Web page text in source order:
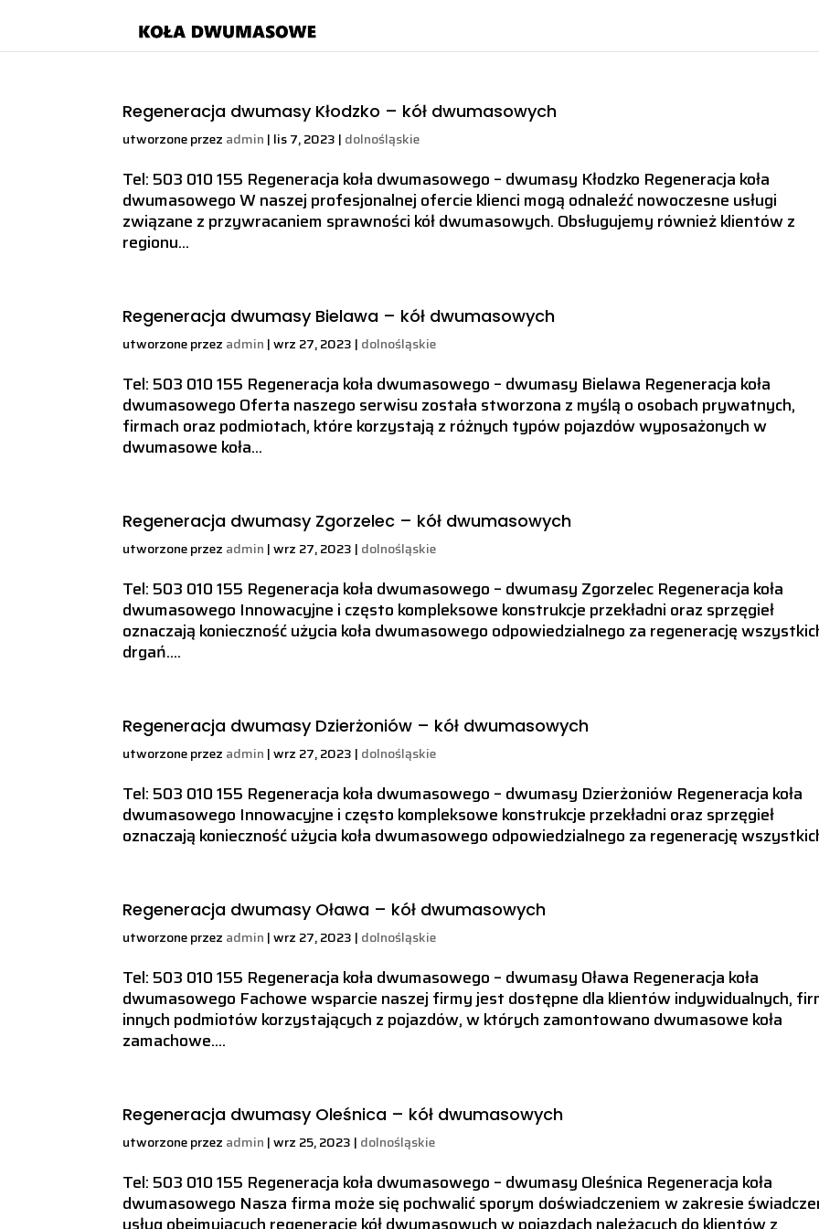
Regeneracja dwumasy Kłodzko – kół dwumasowych
utworzone przez admin | lis 7, 2023 | dolnośląskie
Tel: 503 010 155 Regeneracja koła dwumasowego – dwumasy Kłodzko Regeneracja koła
dwumasowego W naszej profesjonalnej ofercie klienci mogą odnaleźć nowoczesne usługi
związane z przywracaniem sprawności kół dwumasowych. Obsługujemy również klientów z
regionu...
Regeneracja dwumasy Bielawa – kół dwumasowych
utworzone przez admin |wrz 27, 2023 | dolnośląskie
Tel: 503 010 155 Regeneracja koła dwumasowego – dwumasy Bielawa Regeneracja koła
dwumasowego Oferta naszego serwisu została stworzona z myślą o osobach prywatnych,
firmach oraz podmiotach, które korzystają z różnych typów pojazdów wyposażonych w
dwumasowe koła...
Regeneracja dwumasy Zgorzelec – kół dwumasowych
utworzone przez admin |wrz 27, 2023 | dolnośląskie
Tel: 503 010 155 Regeneracja koła dwumasowego – dwumasy Zgorzelec Regeneracja koła
dwumasowego Innowacyjne i często kompleksowe konstrukcje przekładni oraz sprzęgieł
oznaczają konieczność użycia koła dwumasowego odpowiedzialnego za regenerację
drgań....
Regeneracja dwumasy Dzierżoniów – kół dwumasowych
utworzone przez admin |wrz 27, 2023 | dolnośląskie
Tel: 503 010 155 Regeneracja koła dwumasowego – dwumasy Dzierżoniów Regeneracja koła
dwumasowego Innowacyjne i często kompleksowe konstrukcje przekładni oraz sprzęgieł
oznaczają konieczność użycia koła dwumasowego odpowiedzialnego za regenerację
Regeneracja dwumasy Oława – kół dwumasowych
utworzone przez admin |wrz 27, 2023 | dolnośląskie
Tel: 503 010 155 Regeneracja koła dwumasowego – dwumasy Oława Regeneracja koła
dwumasowego Fachowe wsparcie naszej firmy jest dostępne dla klientów indywidualnych,
innych podmiotów korzystających z pojazdów, w których zamontowano dwumasowe koła
zamachowe....
Regeneracja dwumasy Oleśnica – kół dwumasowych
utworzone przez admin |wrz 25, 2023 | dolnośląskie
Tel: 503 010 155 Regeneracja koła dwumasowego – dwumasy Oleśnica Regeneracja koła
dwumasowego Nasza firma może się pochwalić sporym doświadczeniem w zakresie